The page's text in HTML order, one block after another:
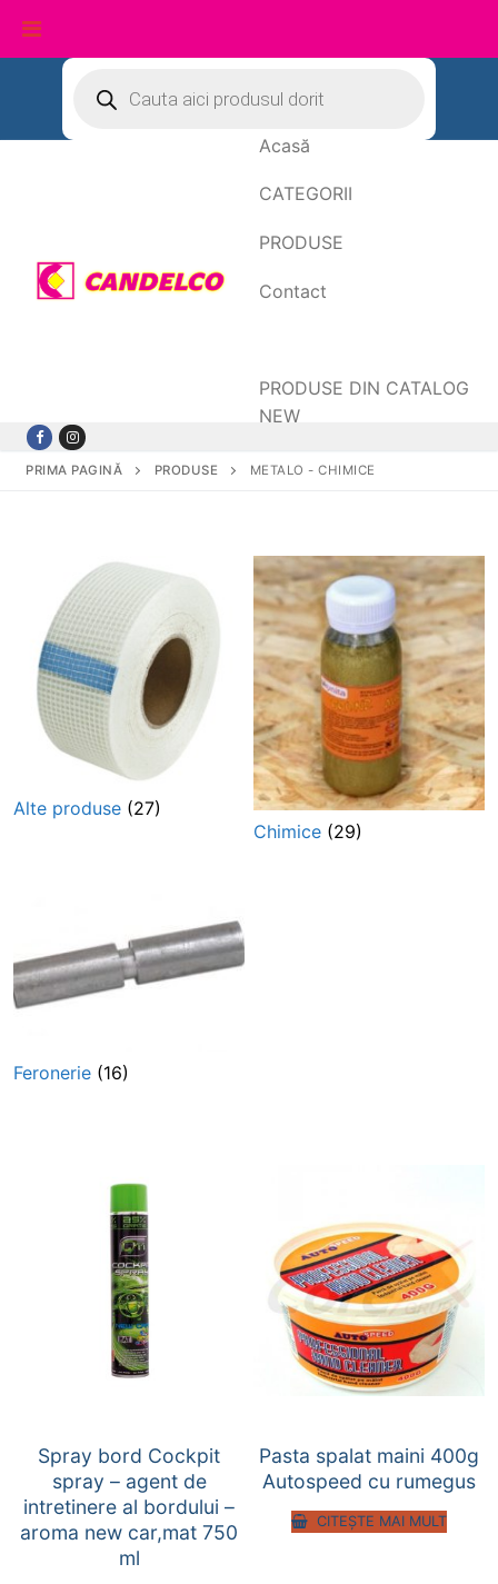
conținut
search
Acasă
CATEGORII
PRODUSE
Contact
PRODUSE DIN CATALOG
NEW
PRIMA PAGINĂ PRODUSE METALO - CHIMICE
Alte produse (27)
Chimice (29)
Feronerie (16)
Spray bord Cockpit
spray – agent de
intretinere al bordului –
aroma new car,mat 750
ml
Pasta spalat maini 400g
Autospeed cu rumegus
CITEȘTE MAI MULT